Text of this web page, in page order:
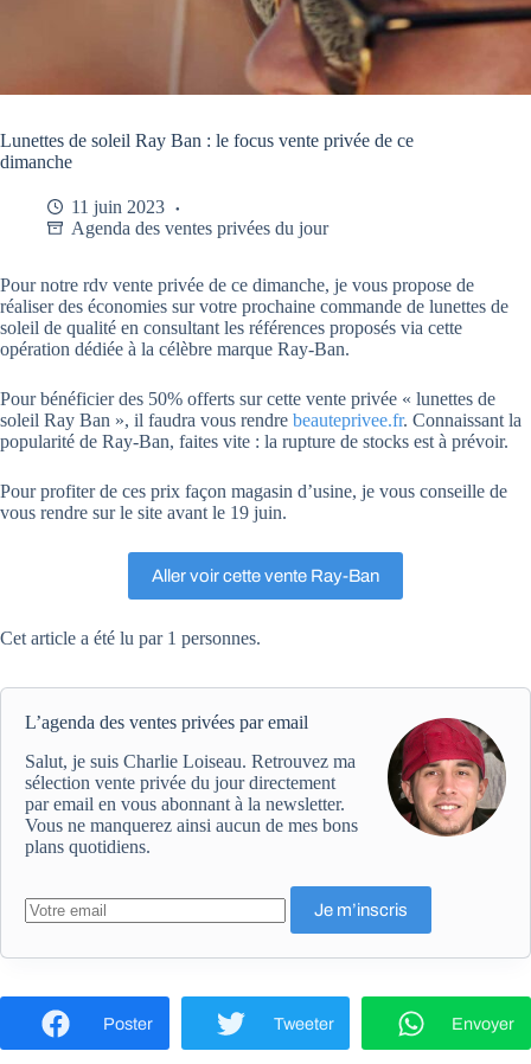
Lunettes de soleil Ray Ban : le focus vente privée de ce
dimanche
11 juin 2023
Agenda des ventes privées du jour
Pour notre rdv vente privée de ce dimanche, je vous propose de
réaliser des économies sur votre prochaine commande de lunettes de
soleil de qualité en consultant les références proposés via cette
opération dédiée à la célèbre marque Ray-Ban.
Pour bénéficier des 50% offerts sur cette vente privée « lunettes de
soleil Ray Ban », il faudra vous rendre beauteprivee.fr. Connaissant la
popularité de Ray-Ban, faites vite : la rupture de stocks est à prévoir.
Pour profiter de ces prix façon magasin d’usine, je vous conseille de
vous rendre sur le site avant le 19 juin.
Aller voir cette vente Ray-Ban
Cet article a été lu par 1 personnes.
L’agenda des ventes privées par email
Salut, je suis Charlie Loiseau. Retrouvez ma
sélection vente privée du jour directement
par email en vous abonnant à la newsletter.
Vous ne manquerez ainsi aucun de mes bons
plans quotidiens.
Poster Tweeter Envoyer